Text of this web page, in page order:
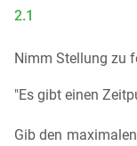
2.1
Nimm Stellung zu
"Es gibt einen
Gib den